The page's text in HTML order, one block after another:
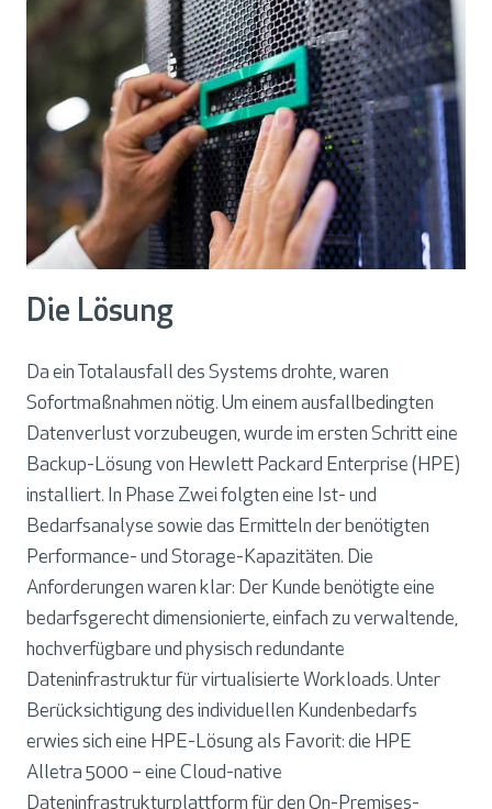
Die Lösung
Da ein Totalausfall des Systems drohte, waren
Sofortmaßnahmen nötig. Um einem ausfallbedingten
Datenverlust vorzubeugen, wurde im ersten Schritt eine
Backup-Lösung von Hewlett Packard Enterprise (HPE)
installiert. In Phase Zwei folgten eine Ist- und
Bedarfsanalyse sowie das Ermitteln der benötigten
Performance- und Storage-Kapazitäten. Die
Anforderungen waren klar: Der Kunde benötigte eine
bedarfsgerecht dimensionierte, einfach zu verwaltende,
hochverfügbare und physisch redundante
Dateninfrastruktur für virtualisierte Workloads. Unter
Berücksichtigung des individuellen Kundenbedarfs
erwies sich eine HPE-Lösung als Favorit: die HPE
Alletra 5000 – eine Cloud-native
Dateninfrastrukturplattform für den On-Premises-